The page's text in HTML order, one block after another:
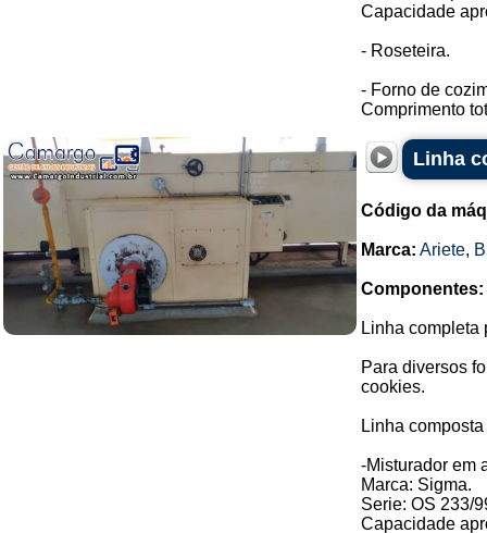
Capacidade
- Roseteira.
- Forno de
Comprimento
Linha
Código da
Marca: Ariete,
Componentes:
Linha completa
Para diversos
cookies.
Linha
-Misturador em
Marca: Sigma.
Serie: OS 233/
Capacidade